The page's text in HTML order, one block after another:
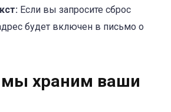
Если вы запросите сброс
будет включен в письмо о
мы храним ваши